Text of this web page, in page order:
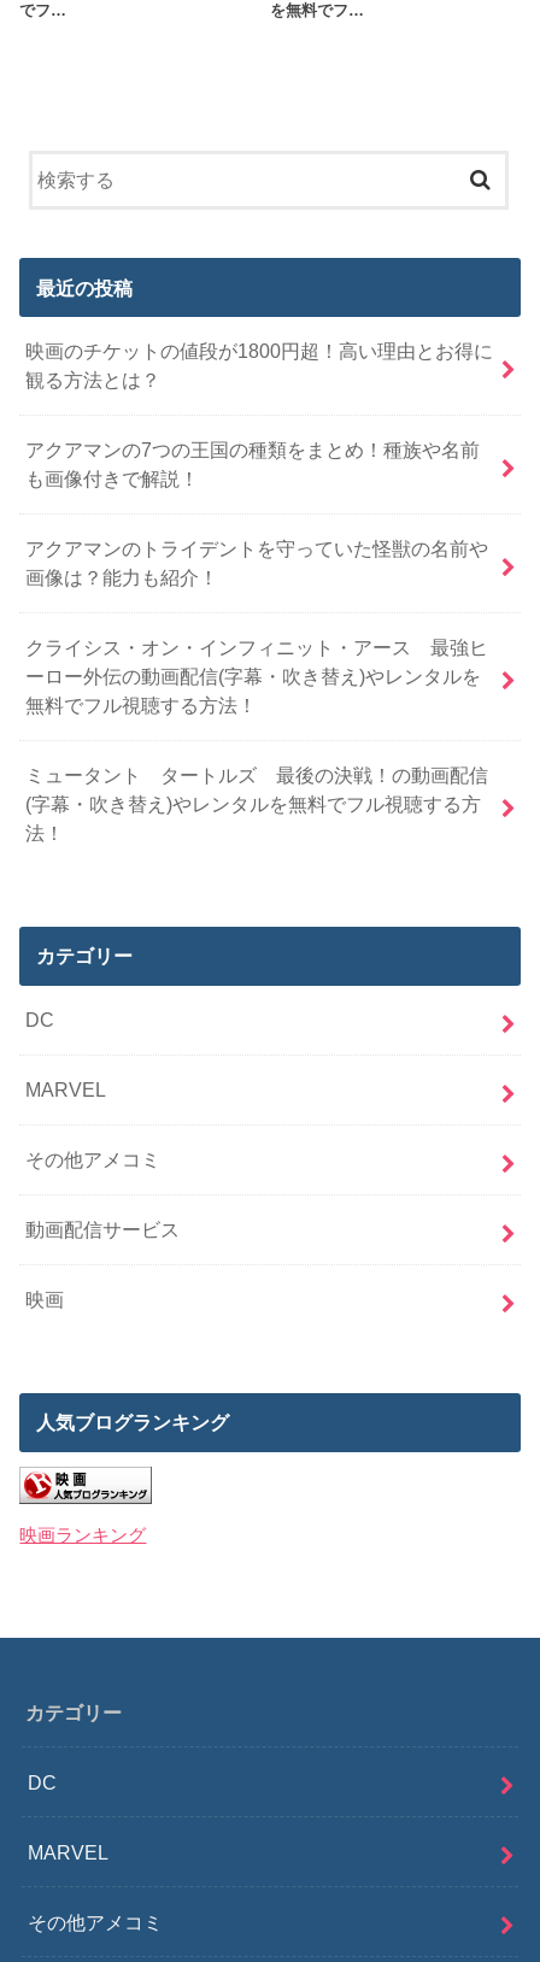
でフ…
を無料でフ…
最近の投稿
映画のチケットの値段が1800円超！高い理由とお得に
観る方法とは？
アクアマンの7つの王国の種類をまとめ！種族や名前
も画像付きで解説！
アクアマンのトライデントを守っていた怪獣の名前や
画像は？能力も紹介！
クライシス・オン・インフィニット・アース 最強ヒ
ーロー外伝の動画配信(字幕・吹き替え)やレンタルを
無料でフル視聴する方法！
ミュータント タートルズ 最後の決戦！の動画配信
(字幕・吹き替え)やレンタルを無料でフル視聴する方
法！
カテゴリー
DC
MARVEL
その他アメコミ
動画配信サービス
映画
人気ブログランキング
映画ランキング
カテゴリー
DC
MARVEL
その他アメコミ